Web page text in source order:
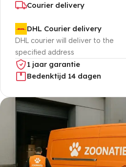
Courier delivery
DHL Courier delivery
DHL courier will deliver to the
specified address
1 jaar garantie
Bedenktijd 14 dagen